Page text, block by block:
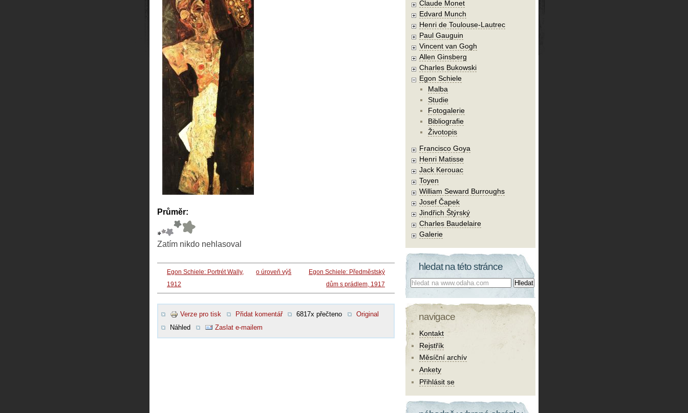
Průměr:
Zatím nikdo nehlasoval
Egon Schiele: Portrét Wally,
1912
o úroveň výš
Egon Schiele: Předměstský
dům s prádlem, 1917
Verze pro tisk Přidat komentář 6817x přečteno
Original
Náhled
Zaslat e-mailem
Claude Monet
Edvard Munch
Henri de Toulouse-Lautrec
Paul Gauguin
Vincent van Gogh
Allen Ginsberg
Charles Bukowski
Egon Schiele
Malba
Studie
Fotogalerie
Bibliografie
Životopis
Francisco Goya
Henri Matisse
Jack Kerouac
Toyen
William Seward Burroughs
Josef Čapek
Jindřich Štýrský
Charles Baudelaire
Galerie
hledat na této stránce
Co hledat:
navigace
Kontakt
Rejstřík
Měsíční archív
Ankety
Přihlásit se